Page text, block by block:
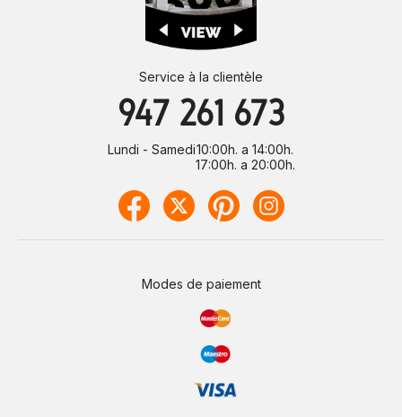
Service à la clientèle
947 261 673
Lundi - Samedi10:00h. a 14:00h.
17:00h. a 20:00h.
Modes de paiement